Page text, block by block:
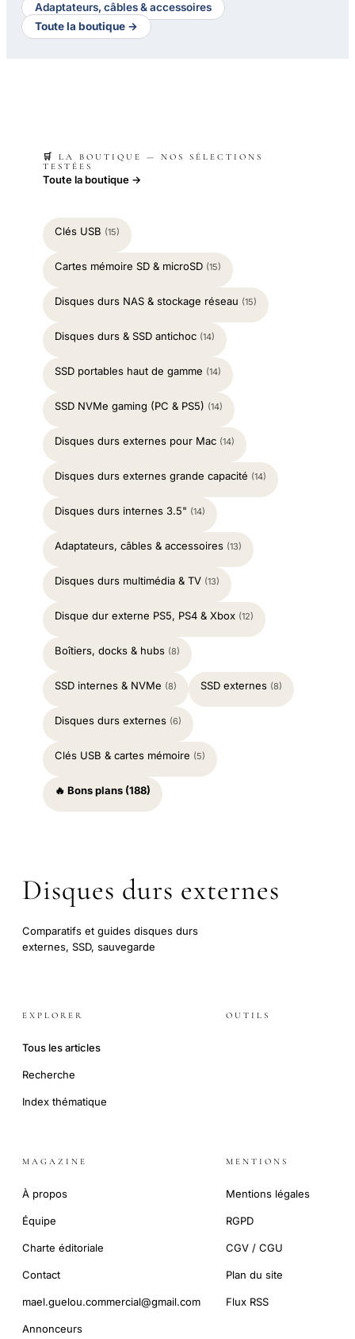
Adaptateurs, câbles & accessoires
Toute la boutique →
🛒 LA BOUTIQUE — NOS SÉLECTIONS
TESTÉES
Toute la boutique →
Clés USB (15)
Cartes mémoire SD & microSD (15)
Disques durs NAS & stockage réseau (15)
Disques durs & SSD antichoc (14)
SSD portables haut de gamme (14)
SSD NVMe gaming (PC & PS5) (14)
Disques durs externes pour Mac (14)
Disques durs externes grande capacité (14)
Disques durs internes 3.5" (14)
Adaptateurs, câbles & accessoires (13)
Disques durs multimédia & TV (13)
Disque dur externe PS5, PS4 & Xbox (12)
Boîtiers, docks & hubs (8)
SSD internes & NVMe (8) SSD externes (8)
Disques durs externes (6)
Clés USB & cartes mémoire (5)
🔥 Bons plans (188)
Disques durs externes
Comparatifs et guides disques durs
externes, SSD, sauvegarde
EXPLORER
Tous les articles
Recherche
Index thématique
OUTILS
MAGAZINE
À propos
Équipe
Charte éditoriale
Contact
mael.guelou.commercial@gmail.com
Annonceurs
MENTIONS
Mentions légales
RGPD
CGV / CGU
Plan du site
Flux RSS